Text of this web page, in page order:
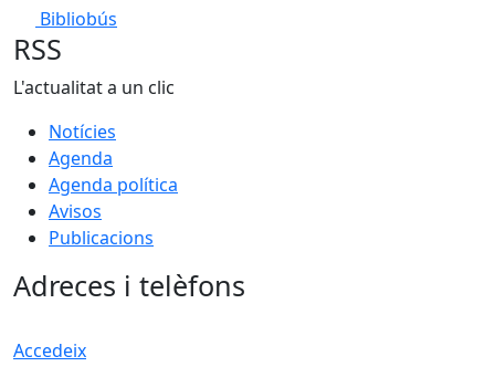
Bibliobús
RSS
L'actualitat a un clic
Notícies
Agenda
Agenda política
Avisos
Publicacions
Adreces i telèfons
Accedeix